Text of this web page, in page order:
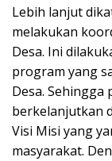
Lebih lanjut
melakukan
Desa. Ini
program yang
Desa.
berkelanjutkan
Visi Misi yang
masyarakat.